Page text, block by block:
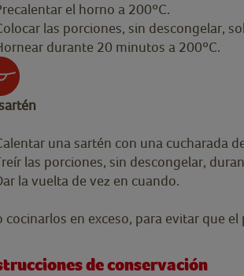
el horno a 200ºC.
las porciones, sin descongelar,
durante 20 minutos a 200ºC.
una sartén con una cucharada
las porciones, sin descongelar,
la vuelta de vez en cuando.
cocinarlos en exceso, para evitar que
de conservación